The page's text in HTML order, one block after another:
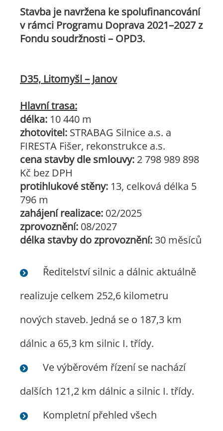
Stavba je navržena ke spolufinancování
v rámci Programu Doprava 2021–2027 z
Fondu soudržnosti – OPD3.
D35, Litomyšl – Janov
Hlavní trasa:
délka: 10 440 m
zhotovitel: STRABAG Silnice a.s. a
FIRESTA Fišer, rekonstrukce a.s.
cena stavby dle smlouvy: 2 798 989 898
Kč bez DPH
protihlukové stěny: 13, celková délka 5
796 m
zahájení realizace: 02/2025
zprovoznění: 08/2027
délka stavby do zprovoznění: 30 měsíců
Ředitelství silnic a dálnic aktuálně
realizuje celkem 252,6 kilometru
nových staveb. Jedná se o 187,3 km
dálnic a 65,3 km silnic I. třídy.
Ve výběrovém řízení se nachází
dalších 121,2 km dálnic a silnic I. třídy.
Kompletní přehled všech